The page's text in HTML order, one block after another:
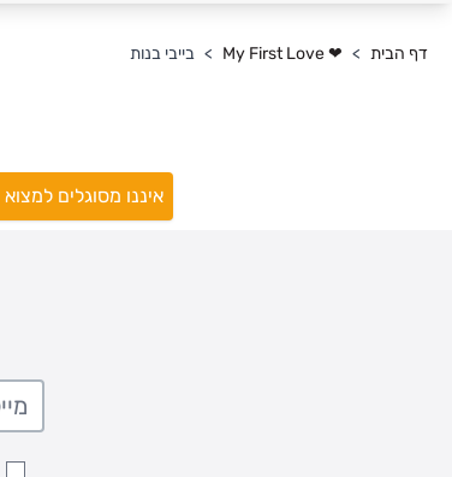
דף הבית >
❤ My First Love
> בייבי בנות
איננו מסוגלים